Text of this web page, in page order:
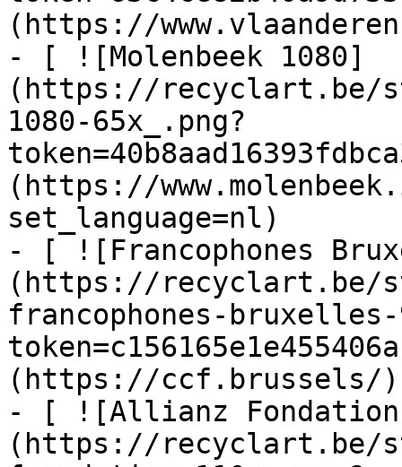
(https://
- [ ![Molenbeek 1080]
(https://recyclart.be/
1080-65x_.png?
(https://
set_language=nl)
- [ ![Francophones
(https://recyclart.be/
francophones-bruxelles-
(https://ccf.brussels/)
- [ ![Allianz
(https://recyclart.be/